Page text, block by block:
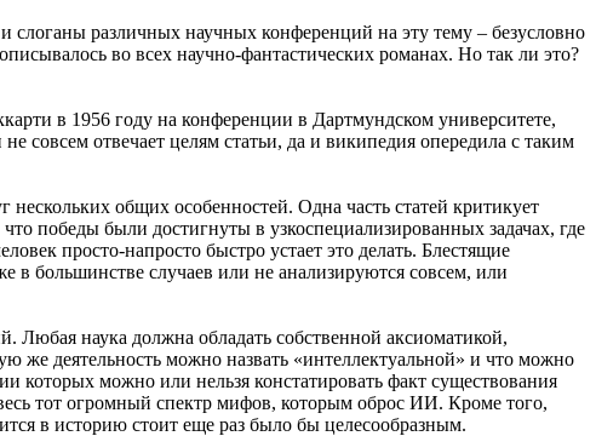
различных научных конференций на эту тему – безусловно
во всех научно-фантастических романах. Но так ли это?
в 1956 году на конференции в Дартмундском университете,
отвечает целям статьи, да и википедия опередила с таким
общих особенностей. Одна часть статей критикует
победы были достигнуты в узкоспециализированных задачах, где
просто-напросто быстро устает это делать. Блестящие
большинстве случаев или не анализируются совсем, или
наука должна обладать собственной аксиоматикой,
же деятельность можно назвать «интеллектуальной» и что можно
которых можно или нельзя констатировать факт существования
тот огромный спектр мифов, которым оброс ИИ. Кроме того,
в историю стоит еще раз было бы целесообразным.